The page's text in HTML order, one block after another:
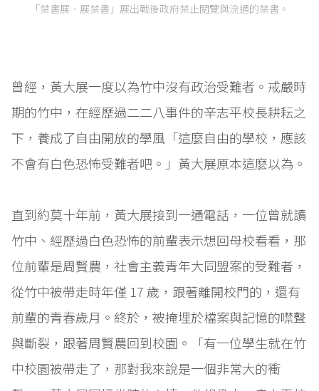
「禁書展．展禁書」展出戰後政府禁止閱覽與流通的禁書。
曾經，黃大展一度以為竹中沒有政治受難者。戒嚴時
期的竹中，在經歷過二二八事件的辛志平校長耕耘之
下，養成了自由開放的學風「這麼自由的學校，應該
不會有白色恐怖受難者吧。」黃大展原本這麼以為。
直到約莫十年前，黃大展接到一通電話，一位曾就讀
竹中、經歷過白色恐怖的前輩表示想回母校看看，那
位前輩是周賢農，社會主義青年大同盟案的受難者，
從竹中被帶走時年僅 17 歲，跟著離開校門的，還有
前輩的青春歲月。終於，被掩埋於檔案與記憶的噤聲
與斷裂，跟著周賢農回到校園。「有一位學生就在竹
中校園被帶走了，那對我來說是一個非常大的衝